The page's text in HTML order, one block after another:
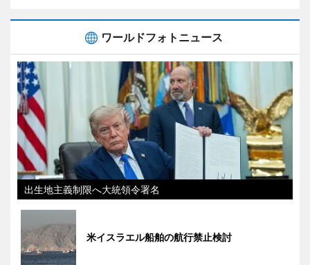
ワールドフォトニュース
出生地主義制限へ大統領令署名
米イスラエル船舶の航行禁止検討